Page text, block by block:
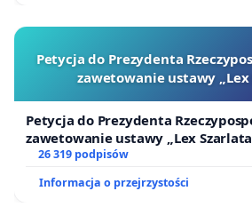
Petycja do Prezydenta
zawetowanie ustawy „Lex
Petycja do Prezydenta
zawetowanie ustawy „Lex
26 319 podpisów
Informacja o przejrzystości